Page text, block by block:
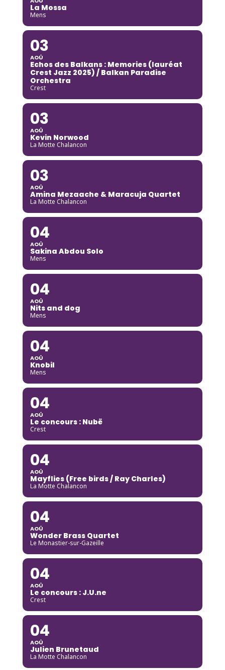
La Mossa
Mens
03
AOÛ
Echos des Balkans : Memories (lauréat
Crest Jazz 2025) / Balkan Paradise
Orchestra
Crest
03
AOÛ
Kevin Norwood
La Motte Chalancon
03
AOÛ
Amina Mezaache & Maracuja Quartet
La Motte Chalancon
04
AOÛ
Sakina Abdou Solo
Mens
04
AOÛ
Nits and dog
Mens
04
AOÛ
Knobil
Mens
04
AOÛ
Le concours : Nubë
Crest
04
AOÛ
Mayflies (Free birds / Ray Charles)
La Motte Chalancon
04
AOÛ
Wonder Brass Quartet
Le Monastier-sur-Gazeille
04
AOÛ
Le concours : J.U.ne
Crest
04
AOÛ
Julien Brunetaud
La Motte Chalancon